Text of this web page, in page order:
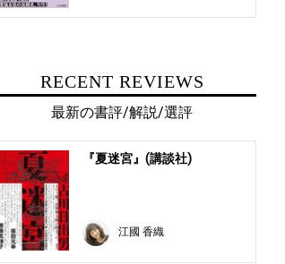
RECENT REVIEWS
最新の書評/解説/選評
『夏迷宮』(講談社)
江國 香織